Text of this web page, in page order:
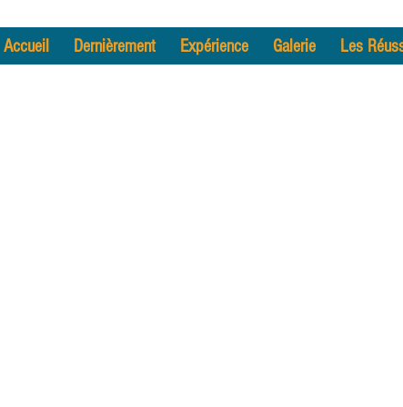
Accueil Dernièrement Expérience Galerie Les